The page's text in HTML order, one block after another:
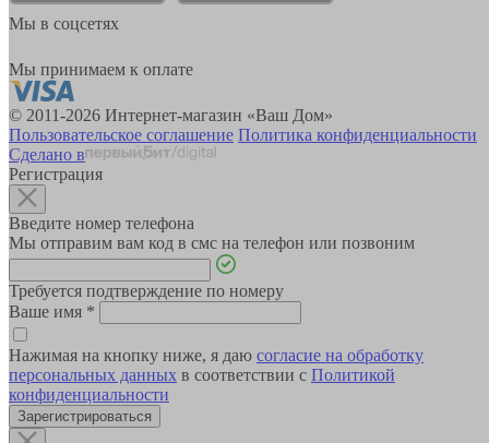
Мы в соцсетях
Мы принимаем к оплате
© 2011-2026 Интернет-магазин «Ваш Дом»
Пользовательское соглашение Политика конфиденциальности
Сделано в
Регистрация
Введите номер телефона
Мы отправим вам код в смс на телефон или позвоним
Требуется подтверждение по номеру
Ваше имя *
Нажимая на кнопку ниже, я даю согласие на обработку
персональных данных в соответствии с Политикой
конфиденциальности
Зарегистрироваться